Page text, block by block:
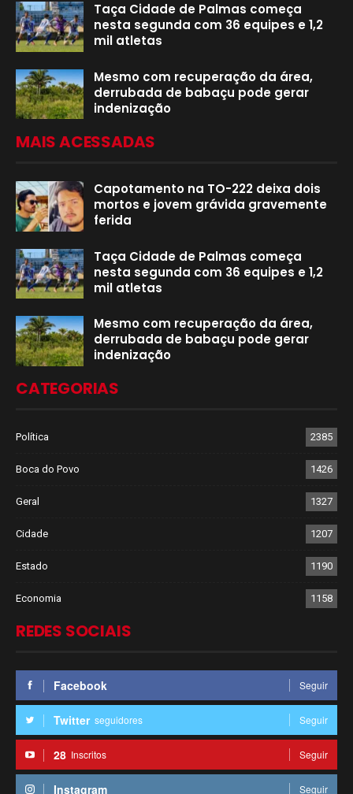
Taça Cidade de Palmas começa
nesta segunda com 36 equipes e 1,2
mil atletas
Mesmo com recuperação da área,
derrubada de babaçu pode gerar
indenização
MAIS ACESSADAS
Capotamento na TO-222 deixa dois
mortos e jovem grávida gravemente
ferida
Taça Cidade de Palmas começa
nesta segunda com 36 equipes e 1,2
mil atletas
Mesmo com recuperação da área,
derrubada de babaçu pode gerar
indenização
CATEGORIAS
Política 2385
Boca do Povo 1426
Geral 1327
Cidade 1207
Estado 1190
Economia 1158
REDES SOCIAIS
Facebook Seguir
Twitter seguidores Seguir
28 Inscritos Seguir
Instagram Seguir